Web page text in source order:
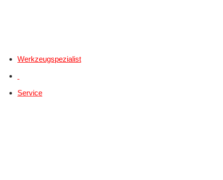
Werkzeugspezialist
Service